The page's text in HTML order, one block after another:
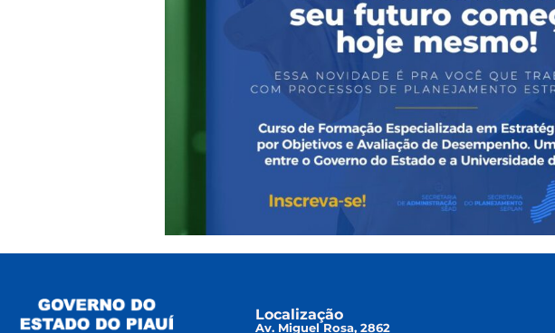
Localização
Av. Miguel Rosa, 2862